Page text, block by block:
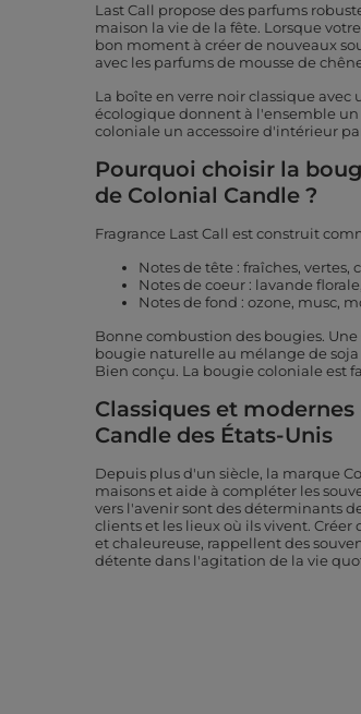
Last Call propose des parfums
maison la vie de la fête. Lorsque
bon moment à créer de nouveaux
avec les parfums de mousse de
La boîte en verre noir classique
écologique donnent à l'ensemble
coloniale un accessoire d'intérieur
Pourquoi choisir la
de Colonial Candle ?
Fragrance Last Call est construit
Notes de tête : fraîches,
Notes de coeur : lavande
Notes de fond : ozone, musc,
Bonne combustion des bougies.
bougie naturelle au mélange de
Bien conçu. La bougie coloniale est
Classiques et
Candle des États-Unis
Depuis plus d'un siècle, la marque
maisons et aide à compléter les
vers l'avenir sont des déterminants
clients et les lieux où ils vivent.
et chaleureuse, rappellent des
détente dans l'agitation de la vie